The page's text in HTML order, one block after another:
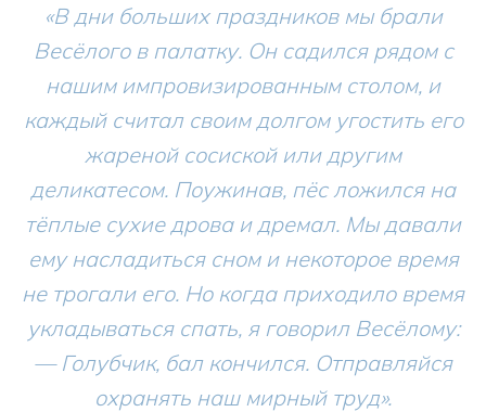
«В дни больших праздников мы брали
Весёлого в палатку. Он садился рядом с
нашим импровизированным столом, и
каждый считал своим долгом угостить его
жареной сосиской или другим
деликатесом. Поужинав, пёс ложился на
тёплые сухие дрова и дремал. Мы давали
ему насладиться сном и некоторое время
не трогали его. Но когда приходило время
укладываться спать, я говорил Весёлому:
— Голубчик, бал кончился. Отправляйся
охранять наш мирный труд».